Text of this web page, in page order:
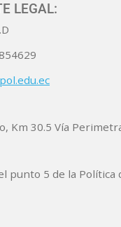
LEGAL:
Km 30.5 Vía
punto 5 de la